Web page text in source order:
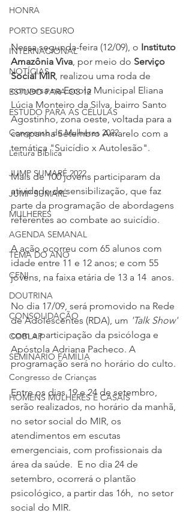
HONRA
PORTO SEGURO
INTERNACIONAL
NOTÍCIAS
ESTUDO PARA OS 12
ESTUDO PARA AS CÉLULAS
Congresso de Mulheres 2022
Leitura Bíblica
JUMP SUMARÉ 2022
JUMP SUMARÉ
MULHERES
AGENDA SEMANAL
TEMA DO ANO
CFNI
DOUTRINA
CONSOLIDAÇÃO
COBLAP
SEMINÁRIO FAMÍLIA
Congresso de Crianças
HOMENS MULHERES E CASAIS
Nessa segunda-feira (12/09), o Instituto
Amazônia Viva, por meio do Serviço
Social MIR, realizou uma roda de
conversa na Escola Municipal Eliana
Lúcia Monteiro da Silva, bairro Santo
Agostinho, zona oeste, voltada para a
campanha Setembro Amarelo com a
temática "Suicídio x Autolesão".
Mais de 100 jovens participaram da
atividade de sensibilização, que faz
parte da programação de abordagens
referentes ao combate ao suicídio.
A ação ocorreu com 65 alunos com
idade entre 11 e 12 anos; e com 55
jovens, na faixa etária de 13 a 14  anos.
No dia 17/09, será promovido na Rede
de Adolescentes (RDA), um 'Talk Show'
com a participação da psicóloga e
Apóstola Adriana Pacheco. A
programação será no horário do culto.
Entre os dias 19 e 24 de setembro,
serão realizados, no horário da manhã,
no setor social do MIR, os
atendimentos em escutas
emergenciais, com profissionais da
área da saúde.  E no dia 24 de
setembro, ocorrerá o plantão
psicológico, a partir das 16h,  no setor
social do MIR.